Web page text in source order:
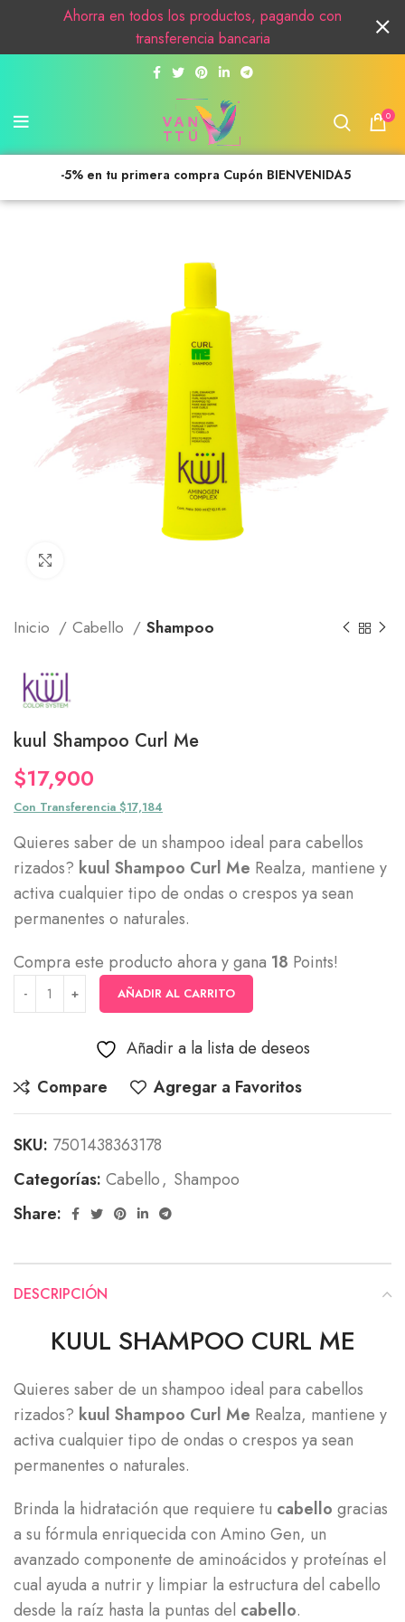
0
-5% en tu primera compra Cupón BIENVENIDA5
Inicio Cabello Shampoo
kuul Shampoo Curl Me
$17,900
Con Transferencia $17,184
Quieres saber de un shampoo ideal para cabellos
rizados? kuul Shampoo Curl Me Realza, mantiene y
activa cualquier tipo de ondas o crespos ya sean
permanentes o naturales.
Compra este producto ahora y gana 18 Points!
AÑADIR AL CARRITO
Añadir a la lista de deseos
Compare
Agregar a Favoritos
SKU: 7501438363178
Categorías: Cabello, Shampoo
Share:
DESCRIPCIÓN
KUUL SHAMPOO CURL ME
Quieres saber de un shampoo ideal para cabellos
rizados? kuul Shampoo Curl Me Realza, mantiene y
activa cualquier tipo de ondas o crespos ya sean
permanentes o naturales.
Brinda la hidratación que requiere tu cabello gracias
a su fórmula enriquecida con Amino Gen, un
avanzado componente de aminoácidos y proteínas el
cual ayuda a nutrir y limpiar la estructura del cabello
desde la raíz hasta la puntas del cabello.
Ahorra en todos los productos, pagando con
transferencia bancaria